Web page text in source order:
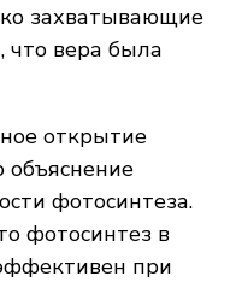
захватывающие
что вера была
открытие
объяснение
фотосинтеза.
фотосинтез в
при